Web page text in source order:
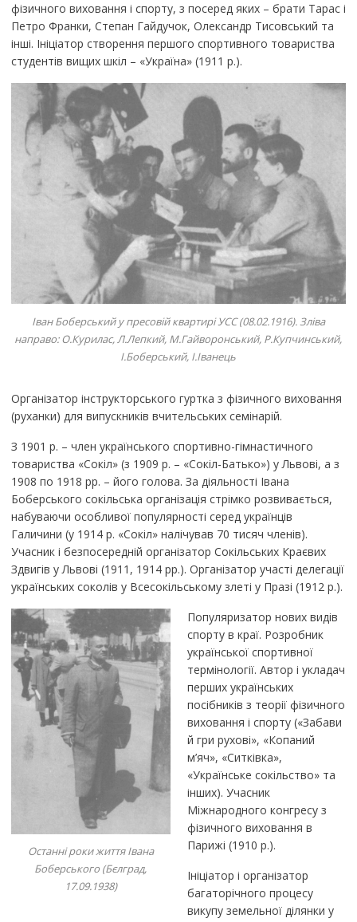
фізичного виховання і спорту, з посеред яких – брати Тарас і
Петро Франки, Степан Гайдучок, Олександр Тисовський та
інші. Ініціатор створення першого спортивного товариства
студентів вищих шкіл – «Україна» (1911 р.).
Іван Боберський у пресовій квартирі УСС (08.02.1916). Зліва
направо: О.Курилас, Л.Лепкий, М.Гайворонський, Р.Купчинський,
І.Боберський, І.Іванець
Організатор інструкторського гуртка з фізичного виховання
(руханки) для випускників вчительських семінарій.
З 1901 р. – член українського спортивно-гімнастичного
товариства «Сокіл» (з 1909 р. – «Сокіл-Батько») у Львові, а з
1908 по 1918 рр. – його голова. За діяльності Івана
Боберського сокільська організація стрімко розвивається,
набуваючи особливої популярності серед українців
Галичини (у 1914 р. «Сокіл» налічував 70 тисяч членів).
Учасник і безпосередній організатор Сокільських Краєвих
Здвигів у Львові (1911, 1914 рр.). Організатор участі делегації
українських соколів у Всесокільському злеті у Празі (1912 р.).
Останні роки життя Івана
Боберського (Бєлград,
17.09.1938)
Популяризатор нових видів
спорту в краї. Розробник
української спортивної
термінології. Автор і укладач
перших українських
посібників з теорії фізичного
виховання і спорту («Забави
й гри рухові», «Копаний
м’яч», «Ситківка»,
«Українське сокільство» та
інших). Учасник
Міжнародного конгресу з
фізичного виховання в
Парижі (1910 р.).
Ініціатор і організатор
багаторічного процесу
викупу земельної ділянки у